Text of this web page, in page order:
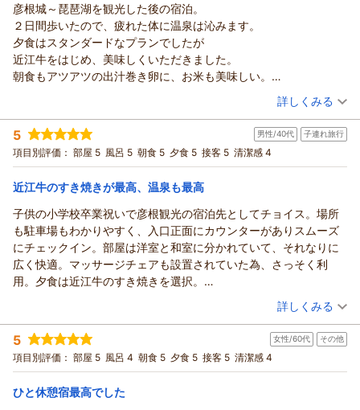
この度は誠にありがとうございました。
（返信日：2026/04/23）
この度は誠にありがとうございました。
また機会がございましたら、お越しいただけましたら幸いで
す。
（返信日：2026/04/23）
須賀谷温泉～戦国武将が通った歴史の秘湯～からの返信
この度は須賀谷温泉にご宿泊いただき、誠にありがとうござい
ました。
また、ご滞在のご感想をお寄せいただき、心より御礼申し上げ
ます。
湖北の桜をご覧になるご旅行のご宿泊先として当館をお選びい
ただき、海津大崎や余呉湖、西野水道、長岡城、彦根城など、
花吹雪の名所を存分に楽しまれたとのこと、大変うらやましく
拝見いたしました。
また、大河ドラマをきっかけに小谷城や記念館にも足を運ばれ
たとのこと、この地ならではの歴史と季節を感じる旅のお手伝
お部屋の広さや清掃状況、温泉につきましてもご満足いただ
き、茶色の湯と透明なお湯、それぞれを楽しんでいただけたと
のこと、うれしく拝見いたしました。
一方で、夕食の品出しが遅く感じられたとのご指摘につきまし
ては、ご不便をお掛けし申し訳ございませんでした。
いただいたお声を真摯に受け止め、より快適にお食事をお楽し
この度は誠にありがとうございました。
また季節を変えて、違った表情の須賀谷や湖北をお楽しみいた
だけましたら幸いです。
再びお迎えできます日を、心よりお待ち申し上げております。
彦根城～琵琶湖を観光した後の宿泊。
２日間歩いたので、疲れた体に温泉は沁みます。
夕食はスタンダードなプランでしたが
近江牛をはじめ、美味しくいただきました。
朝食もアツアツの出汁巻き卵に、お米も美味しい。
今回は桜見物で伺いましたが、フロントのスタッフさんに
教えていただいた高時川まで足を延ばしてみました。
ありがとうございます。
気になる点をあげるとしたら、夕食会場のスタッフさん
手が足りないような感じがしました。
通りから外れたところの秘湯のお宿でした！
（投稿日：2026/04/08）
宿泊時期： 2026年04月宿泊 (夫婦旅行)
投稿者： 温泉三昧さん
宿泊プラン： 【夜桜鑑賞プラン】春の旅にぴったり♪春限定の贅沢ステイ★
嬉しい特典付★
和洋室 朝・夕
宿泊価格帯： 30,001円以上(大人一人あたり/税込)
須賀谷温泉～戦国武将が通った歴史の秘湯～からの返信
この度は須賀谷温泉にご宿泊いただき、誠にありがとうござい
ました。
また、ご旅行のご感想を詳しくお寄せいただき、心より御礼申
し上げます。
彦根城や琵琶湖のご観光で歩き疲れたお身体を、当館の温泉で
癒していただけたとのこと、「沁みる」と感じていただけまし
たことを大変うれしく拝見いたしました。
夕食ではスタンダードプランながら近江牛をはじめお料理を美
味しくお召し上がりいただき、朝食の出汁巻き卵やお米につい
てもお褒めのお言葉を頂戴し、ありがとうございます。
詳しくみる
5 男性/40代 子連れ旅行
項目別評価： 部屋 5 風呂 5 朝食 5 夕食 5 接客 5 清潔感 4
近江牛のすき焼きが最高、温泉も最高
子供の小学校卒業祝いで彦根観光の宿泊先としてチョイス。場所
も駐車場もわかりやすく、入口正面にカウンターがありスムーズ
にチェックイン。部屋は洋室と和室に分かれていて、それなりに
広く快適。マッサージチェアも設置されていた為、さっそく利
用。夕食は近江牛のすき焼きを選択。
自家製の割下と良く合い、味は大満足。しかしながら、４人で予
約していたとは言え一家そろって小食の為、お肉で満腹になって
しまい、野菜系を多く残してしまいフードロスの観点から非常に
申し訳ない。夕食後は温泉に入りました。平日の遅い時間だった
為か、貸し切り状態で気持ちよく快適に温泉を堪能いたしまし
ばまた利用したいです。
（投稿日：2026/04/01）
宿泊時期： 2026年03月宿泊 (子連れ旅行)
投稿者： なおさん
宿泊プラン： 【グルメ】厳選肉を使用！日本三大和牛「近江牛」すき焼きプ
ラン◆天然水プレゼント◆
和洋室 朝・夕
宿泊価格帯： 24,001～25,000円(大人一人あたり/税込)
詳しくみる
5 女性/60代 その他
項目別評価： 部屋 5 風呂 4 朝食 5 夕食 5 接客 5 清潔感 4
ひと休憩宿最高でした